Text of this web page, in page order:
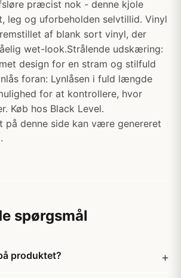
præcist nok - denne kjole
leg og uforbeholden selvtillid. Vinyl
af blank sort vinyl, der
wet-look.Strålende udskæring:
design for en stram og stilfuld
foran: Lynlåsen i fuld længde
for at kontrollere, hvor
Køb hos Black Level.
på denne side kan være genereret
spørgsmål
produktet?